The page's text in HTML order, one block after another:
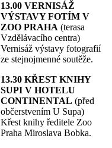
13.00 VERNISÁŽ
VÝSTAVY FOTÍM V
ZOO PRAHA (terasa
Vzdělávacího centra)
Vernisáž výstavy fotografií
ze stejnojmenné soutěže.
13.30 KŘEST KNIHY
SUPI V HOTELU
CONTINENTAL (před
občerstvením U Supa)
Křest knihy ředitele Zoo
Praha Miroslava Bobka.